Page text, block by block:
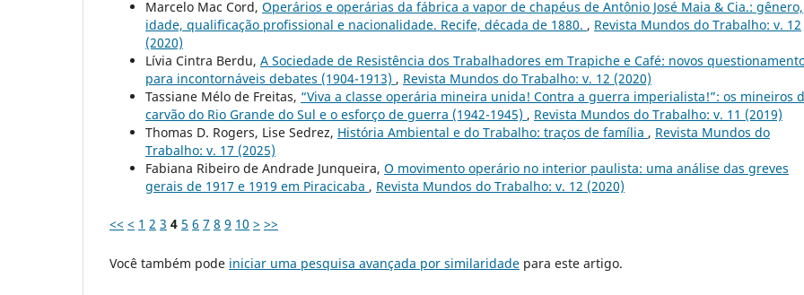
Marcelo Mac Cord, Operários e operárias da fábrica a vapor de chapéus de Antônio José Maia & Cia.: gênero,
idade, qualificação profissional e nacionalidade. Recife, década de 1880. , Revista Mundos do Trabalho: v. 12
(2020)
Lívia Cintra Berdu, A Sociedade de Resistência dos Trabalhadores em Trapiche e Café: novos
para incontornáveis debates (1904-1913) , Revista Mundos do Trabalho: v. 12 (2020)
Tassiane Mélo de Freitas, “Viva a classe operária mineira unida! Contra a guerra imperialista!”: os mineiros
carvão do Rio Grande do Sul e o esforço de guerra (1942-1945) , Revista Mundos do Trabalho: v. 11 (2019)
Thomas D. Rogers, Lise Sedrez, História Ambiental e do Trabalho: traços de família , Revista Mundos do
Trabalho: v. 17 (2025)
Fabiana Ribeiro de Andrade Junqueira, O movimento operário no interior paulista: uma análise das greves
gerais de 1917 e 1919 em Piracicaba , Revista Mundos do Trabalho: v. 12 (2020)
<< < 1 2 3 4 5 6 7 8 9 10 > >>
Você também pode iniciar uma pesquisa avançada por similaridade para este artigo.